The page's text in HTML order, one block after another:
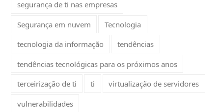
segurança de ti nas empresas
Segurança em nuvem Tecnologia
tecnologia da informação tendências
tendências tecnológicas para os próximos anos
terceirização de ti ti virtualização de servidores
vulnerabilidades